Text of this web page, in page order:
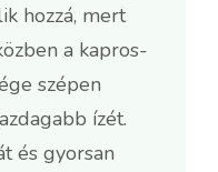
hozzá, mert
a kapros-
szépen
ízét.
és gyorsan